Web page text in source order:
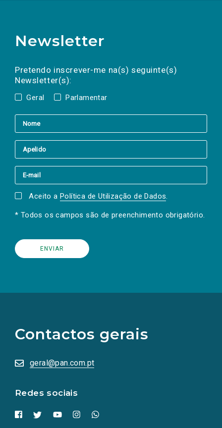
Newsletter
Pretendo inscrever-me na(s) seguinte(s)
Newsletter(s):
Geral Parlamentar
a(s) newsletter(s).
mail
Aceito a Política de Utilização de Dados.
* Todos os campos são de preenchimento obrigatório.
Contactos gerais
geral@pan.com.pt
Redes sociais
redes
sociais
numa
nova